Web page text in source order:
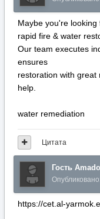
Maybe you're
rapid fire & water
Our team executes
ensures
restoration with
help.
water remediation
Цитата
Гость Amado
Опубликовано:
https://cet.al-